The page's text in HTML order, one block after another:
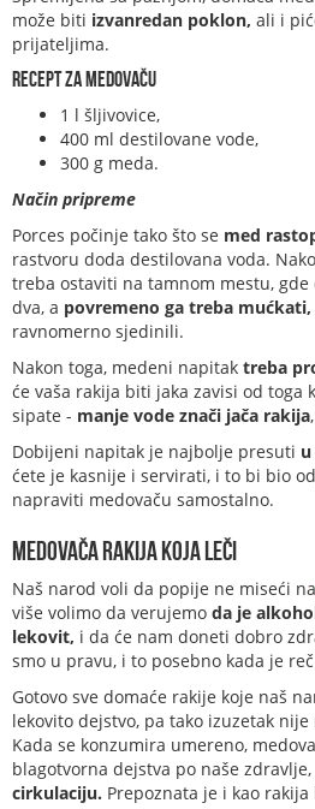
može biti izvanredan poklon, ali i
prijateljima.
Recept za medovaču
1 l šljivovice,
400 ml destilovane vode,
300 g meda.
Način pripreme
Porces počinje tako što se med
rastvoru doda destilovana voda.
treba ostaviti na tamnom mestu,
dva, a povremeno ga treba mućkati,
ravnomerno sjedinili.
Nakon toga, medeni napitak treba
će vaša rakija biti jaka zavisi od toga
sipate - manje vode znači jača rakija
Dobijeni napitak je najbolje presuti
ćete je kasnije i servirati, i to bi bio
napraviti medovaču samostalno.
Medovača rakija koja leči
Naš narod voli da popije ne miseći na
više volimo da verujemo da je
lekovit, i da će nam doneti dobro
smo u pravu, i to posebno kada je
Gotovo sve domaće rakije koje naš
lekovito dejstvo, pa tako izuzetak
Kada se konzumira umereno,
blagotvorna dejstva po naše
cirkulaciju. Prepoznata je i kao rakija